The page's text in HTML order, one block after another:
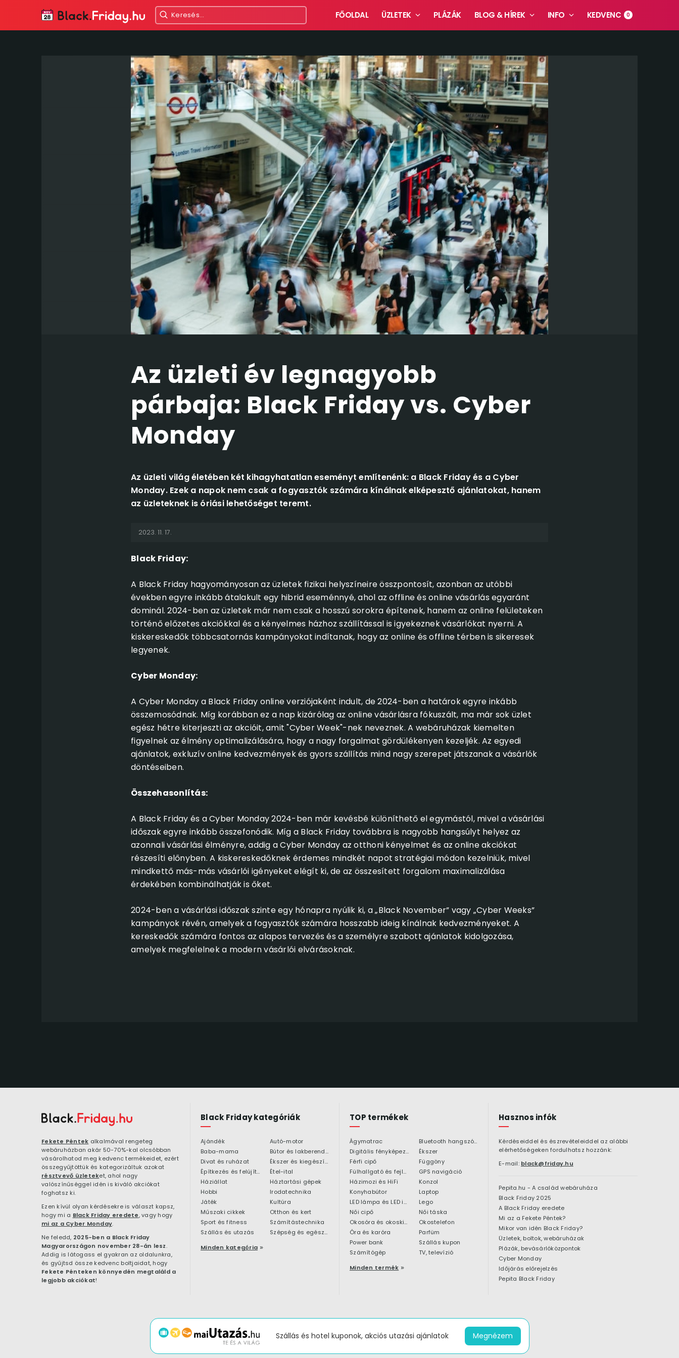
FŐOLDAL ÜZLETEK PLÁZÁK BLOG & HÍREK INFO KEDVENC 0
Az üzleti év legnagyobb
párbaja: Black Friday vs. Cyber
Monday
Az üzleti világ életében két kihagyhatatlan eseményt említenénk: a Black Friday és a Cyber
Monday. Ezek a napok nem csak a fogyasztók számára kínálnak elképesztő ajánlatokat, hanem
az üzleteknek is óriási lehetőséget teremt.
2023. 11. 17.
Black Friday:
A Black Friday hagyományosan az üzletek fizikai helyszíneire összpontosít, azonban az utóbbi
években egyre inkább átalakult egy hibrid eseménnyé, ahol az offline és online vásárlás egyaránt
dominál. 2024-ben az üzletek már nem csak a hosszú sorokra építenek, hanem az online felületeken
történő előzetes akciókkal és a kényelmes házhoz szállítással is igyekeznek vásárlókat nyerni. A
kiskereskedők többcsatornás kampányokat indítanak, hogy az online és offline térben is sikeresek
legyenek.
Cyber Monday:
A Cyber Monday a Black Friday online verziójaként indult, de 2024-ben a határok egyre inkább
összemosódnak. Míg korábban ez a nap kizárólag az online vásárlásra fókuszált, ma már sok üzlet
egész hétre kiterjeszti az akcióit, amit "Cyber Week"-nek neveznek. A webáruházak kiemelten
figyelnek az élmény optimalizálására, hogy a nagy forgalmat gördülékenyen kezeljék. Az egyedi
ajánlatok, exkluzív online kedvezmények és gyors szállítás mind nagy szerepet játszanak a vásárlók
döntéseiben.
Összehasonlítás:
A Black Friday és a Cyber Monday 2024-ben már kevésbé különíthető el egymástól, mivel a vásárlási
időszak egyre inkább összefonódik. Míg a Black Friday továbbra is nagyobb hangsúlyt helyez az
azonnali vásárlási élményre, addig a Cyber Monday az otthoni kényelmet és az online akciókat
részesíti előnyben. A kiskereskedőknek érdemes mindkét napot stratégiai módon kezelniük, mivel
mindkettő más-más vásárlói igényeket elégít ki, de az összesített forgalom maximalizálása
érdekében kombinálhatják is őket.
2024-ben a vásárlási időszak szinte egy hónapra nyúlik ki, a „Black November” vagy „Cyber Weeks”
kampányok révén, amelyek a fogyasztók számára hosszabb ideig kínálnak kedvezményeket. A
kereskedők számára fontos az alapos tervezés és a személyre szabott ajánlatok kidolgozása,
amelyek megfelelnek a modern vásárlói elvárásoknak.
Fekete Péntek alkalmával rengeteg
webáruházban akár 50-70%-kal olcsóbban
vásárolhatod meg kedvenc termékeidet, ezért
összegyűjtöttük és kategorizáltuk azokat
résztvevő üzleteket, ahol nagy
valószínűséggel idén is kiváló akciókat
foghatsz ki.
Ezen kívül olyan kérdésekre is választ kapsz,
hogy mi a Black Friday eredete, vagy hogy
mi az a Cyber Monday.
Ne feledd, 2025-ben a Black Friday
Magyarországon november 28-án lesz.
Addig is látogass el gyakran az oldalunkra,
és gyűjtsd össze kedvenc boltjaidat, hogy
Fekete Pénteken könnyedén megtaláld a
legjobb akciókat!
Black Friday kategóriák
Ajándék
Autó-motor
Baba-mama
Bútor és lakberendezés
Divat és ruházat
Ékszer és kiegészítő
Építkezés és felújítás
Étel-ital
Háziállat
Háztartási gépek
Hobbi
Irodatechnika
Játék
Kultúra
Műszaki cikkek
Otthon és kert
Sport és fitness
Számítástechnika
Szállás és utazás
Szépség és egészség
Minden kategória
TOP termékek
Ágymatrac
Bluetooth hangszóró
Digitális fényképezőgép
Ékszer
Férfi cipő
Függöny
Fülhallgató és fejlhallgató
GPS navigáció
Házimozi és HiFi
Konzol
Konyhabútor
Laptop
LED lámpa és LED izzó
Lego
Női cipő
Női táska
Okosóra és okoskiegészítő
Okostelefon
Óra és karóra
Parfüm
Power bank
Szállás kupon
Számítógép
TV, televízió
Minden termék
Hasznos infók
Kérdéseiddel és észrevételeiddel az alábbi
elérhetőségeken fordulhatsz hozzánk:
E-mail: black@friday.hu
Pepita.hu - A család webáruháza
Black Friday 2025
A Black Friday eredete
Mi az a Fekete Péntek?
Mikor van idén Black Friday?
Üzletek, boltok, webáruházak
Plázák, bevásárlóközpontok
Cyber Monday
Időjárás előrejelzés
Pepita Black Friday
Szállás és hotel kuponok, akciós utazási ajánlatok Megnézem